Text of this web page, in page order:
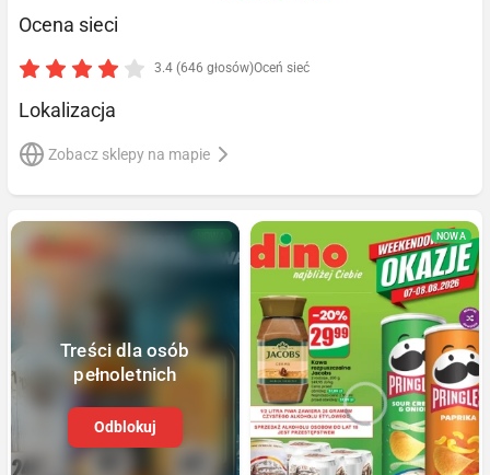
Ocena sieci
3.4 (646 głosów)Oceń sieć
Lokalizacja
Zobacz sklepy na mapie
Treści dla osób
pełnoletnich
Odblokuj
NOWA